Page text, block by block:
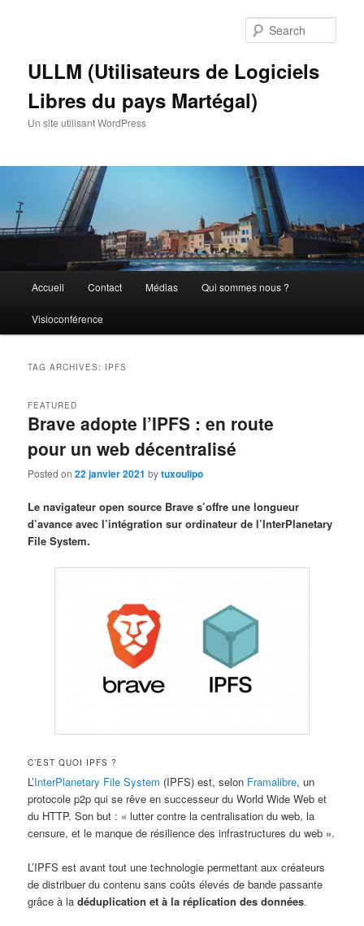
ULLM (Utilisateurs de Logiciels
Libres du pays Martégal)
Un site utilisant WordPress
Accueil Contact Médias Qui sommes nous ?
Visioconférence
TAG ARCHIVES: IPFS
Brave adopte l’IPFS : en route
pour un web décentralisé
FEATURED
Posted on22 janvier 2021 bytuxoulipo
Le navigateur open source Brave s’offre une longueur
d’avance avec l’intégration sur ordinateur de l’InterPlanetary
File System.
C’EST QUOI IPFS ?
L’InterPlanetary File System (IPFS) est, selon Framalibre, un
protocole p2p qui se rêve en successeur du World Wide Web et
du HTTP. Son but : « lutter contre la centralisation du web, la
censure, et le manque de résilience des infrastructures du web ».
L’IPFS est avant tout une technologie permettant aux créateurs
de distribuer du contenu sans coûts élevés de bande passante
grâce à ladéduplication et à la réplication des données.